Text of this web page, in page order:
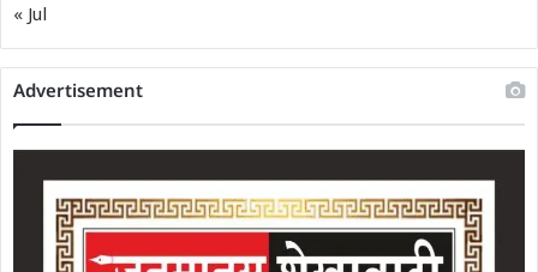
« Jul
Advertisement